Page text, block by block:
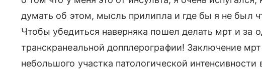
думать об этом, мысль прилипла и где бы я не был
Чтобы убедиться наверняка пошел делать мрт и за
транскранеальной допплерографии! Заключение
небольшого участка патологической интенсивности